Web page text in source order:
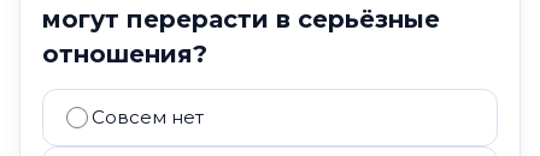
могут перерасти в серьёзные
отношения?
Совсем нет